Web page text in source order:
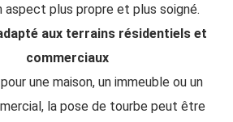
aspect plus propre et plus soigné.
aux terrains résidentiels et
commerciaux
une maison, un immeuble ou un
la pose de tourbe peut être